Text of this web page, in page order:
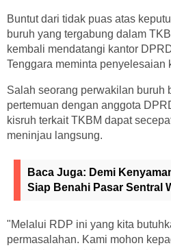
Buntut dari tidak puas atas
buruh yang tergabung dalam
kembali mendatangi kantor
Tenggara meminta penyelesaian
Salah seorang perwakilan buruh
pertemuan dengan anggota
kisruh terkait TKBM dapat
meninjau langsung.
Baca Juga: Demi
Siap Benahi Pasar Sentral
"Melalui RDP ini yang kita
permasalahan. Kami mohon